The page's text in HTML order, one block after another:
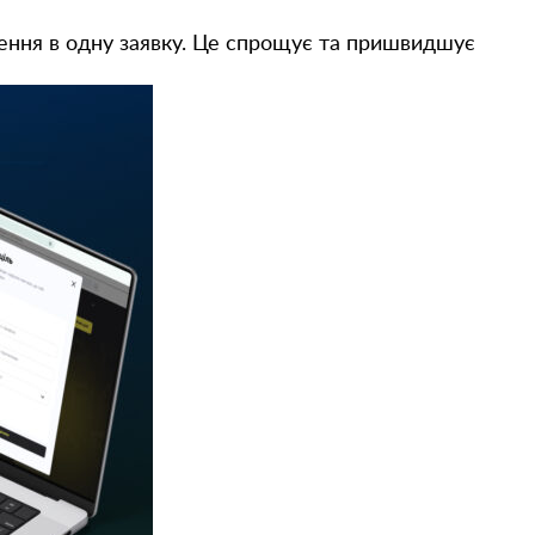
в одну заявку. Це спрощує та пришвидшує